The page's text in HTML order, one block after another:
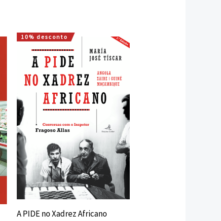
10% desconto
A PIDE no Xadrez Africano
O
preço
original
era:
18,00 €.
O
preço
atual
é:
16,20 €.